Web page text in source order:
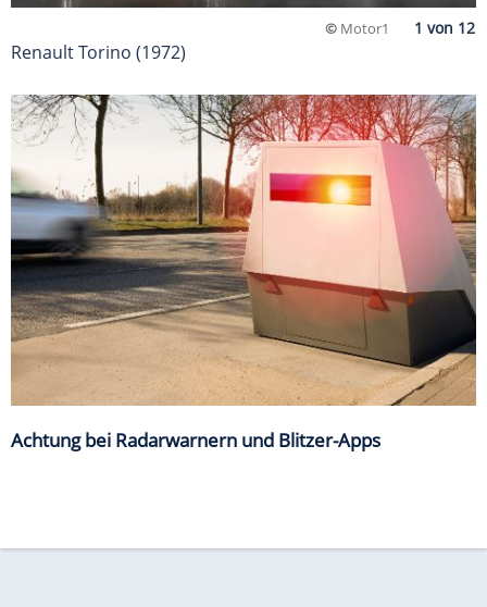
© Motor1
Renault Torino (1972)
Achtung bei Radarwarnern und Blitzer-Apps